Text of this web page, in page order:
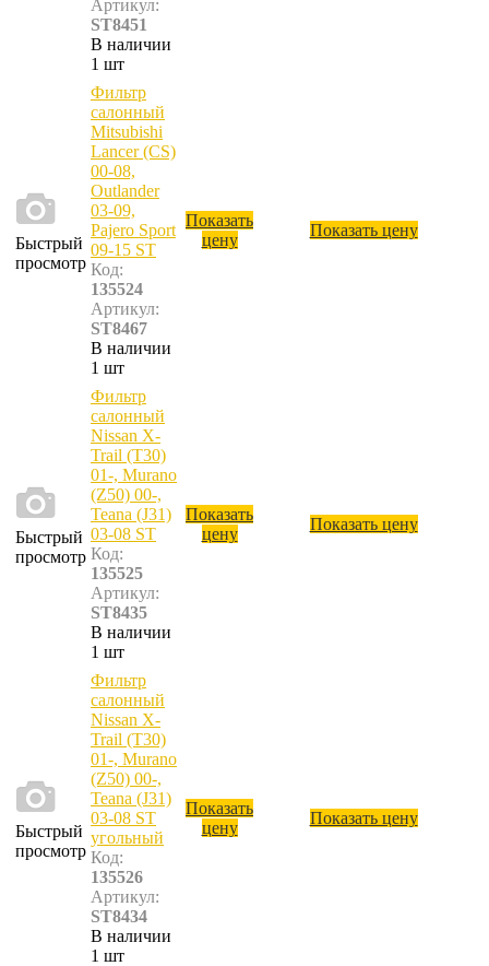
Артикул:
ST8451
В наличии
1 шт
Быстрый
просмотр
Фильтр
салонный
Mitsubishi
Lancer (CS)
00-08,
Outlander
03-09,
Pajero Sport
09-15 ST
Код:
135524
Артикул:
ST8467
В наличии
1 шт
Показать
цену
Показать цену
Быстрый
просмотр
Фильтр
салонный
Nissan X-
Trail (T30)
01-, Murano
(Z50) 00-,
Teana (J31)
03-08 ST
Код:
135525
Артикул:
ST8435
В наличии
1 шт
Показать
цену
Показать цену
Быстрый
просмотр
Фильтр
салонный
Nissan X-
Trail (T30)
01-, Murano
(Z50) 00-,
Teana (J31)
03-08 ST
угольный
Код:
135526
Артикул:
ST8434
В наличии
1 шт
Показать
цену
Показать цену